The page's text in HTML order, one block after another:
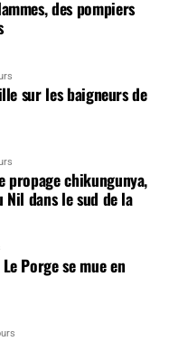
des pompiers
sur les baigneurs de
propage chikungunya,
Nil dans le sud de la
Porge se mue en